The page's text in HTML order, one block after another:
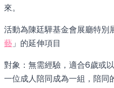
來。
活動為陳廷驊基金會展廳特別
藝 」的延伸項目
對象：無需經驗，適合6歲或
一位成人陪同成為一組，陪同